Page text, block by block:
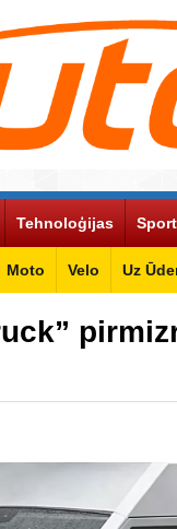
Moto Velo Uz
Tehnoloģijas